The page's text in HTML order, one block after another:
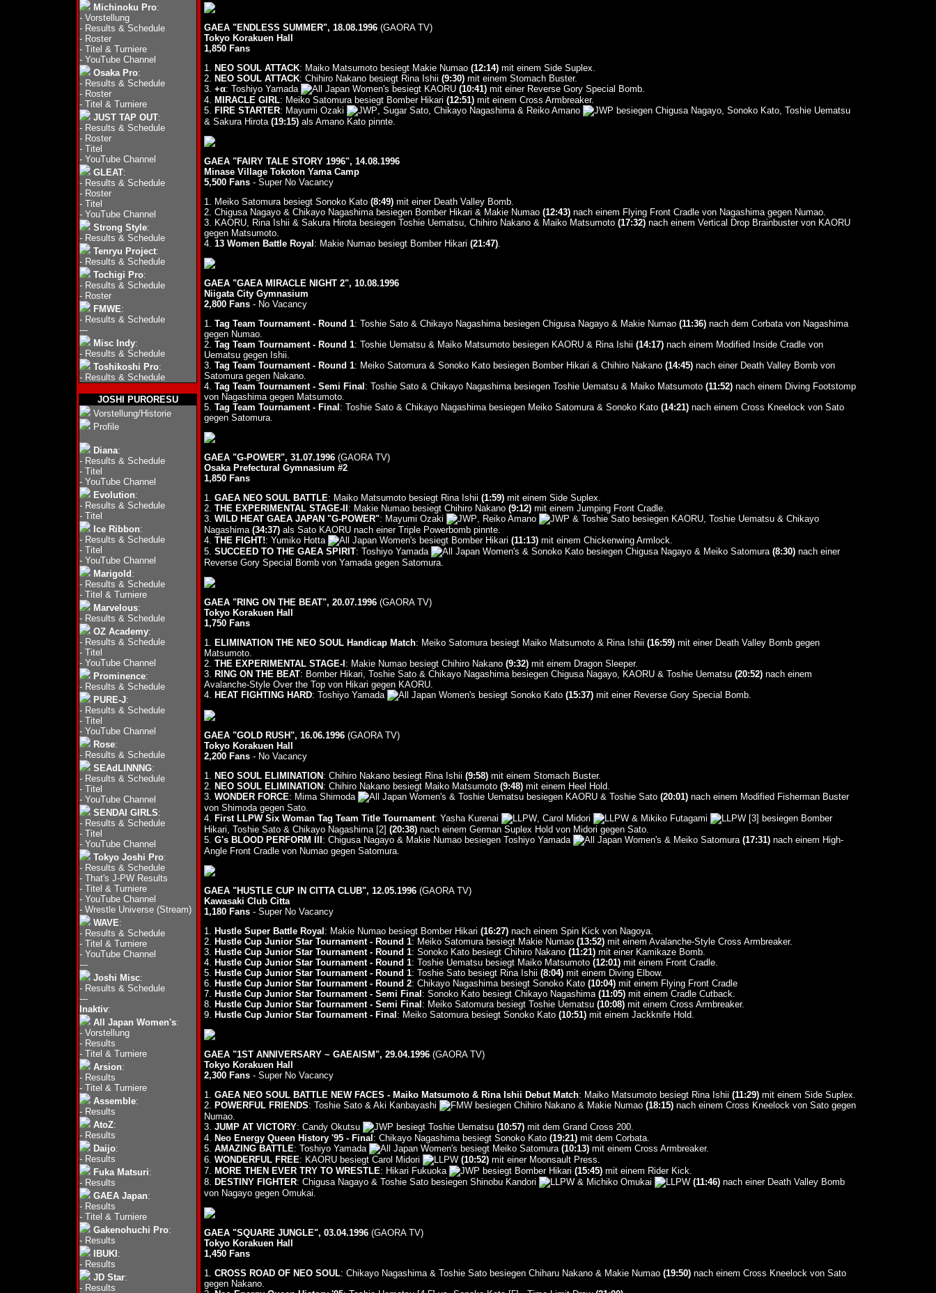
Michinoku Pro:
- Vorstellung
- Results & Schedule
- Roster
- Titel & Turniere
- YouTube Channel
Osaka Pro:
- Results & Schedule
- Roster
- Titel & Turniere
JUST TAP OUT:
- Results & Schedule
- Roster
- Titel
- YouTube Channel
GLEAT:
- Results & Schedule
- Roster
- Titel
- YouTube Channel
Strong Style:
- Results & Schedule
Tenryu Project:
- Results & Schedule
Tochigi Pro:
- Results & Schedule
- Roster
FMWE:
- Results & Schedule
---
Misc Indy:
- Results & Schedule
Toshikoshi Pro:
- Results & Schedule
JOSHI PURORESU
Vorstellung/Historie
Profile
Diana:
- Results & Schedule
- Titel
- YouTube Channel
Evolution:
- Results & Schedule
- Titel
Ice Ribbon:
- Results & Schedule
- Titel
- YouTube Channel
Marigold :
- Results & Schedule
- Titel & Turniere
Marvelous:
- Results & Schedule
OZ Academy:
- Results & Schedule
- Titel
- YouTube Channel
Prominence:
- Results & Schedule
PURE-J:
- Results & Schedule
- Titel
- YouTube Channel
Rose:
- Results & Schedule
SEAdLINNNG:
- Results & Schedule
- Titel
- YouTube Channel
SENDAI GIRLS:
- Results & Schedule
- Titel
- YouTube Channel
Tokyo Joshi Pro:
- Results & Schedule
- That's J-PW Results
- Titel & Turniere
- YouTube Channel
- Wrestle Universe (Stream)
WAVE:
- Results & Schedule
- Titel & Turniere
- YouTube Channel
---
Joshi Misc:
- Results & Schedule
---
Inaktiv:
All Japan Women's:
- Vorstellung
- Results
- Titel & Turniere
Arsion:
- Results
- Titel & Turniere
Assemble:
- Results
AtoZ:
- Results
Daijo:
- Results
Fuka Matsuri:
- Results
GAEA Japan:
- Results
- Titel & Turniere
Gakenohuchi Pro:
- Results
IBUKI :
- Results
JD Star:
- Results
GAEA "ENDLESS SUMMER", 18.08.1996(GAORA TV)
Tokyo Korakuen Hall
1,850 Fans
1. NEO SOUL ATTACK: Maiko Matsumoto besiegt Makie Numao (12:14)mit einem Side Suplex.
2. NEO SOUL ATTACK: Chihiro Nakano besiegt Rina Ishii (9:30)mit einem Stomach Buster.
3. +α: Toshiyo Yamada besiegt KAORU (10:41)mit einer Reverse Gory Special Bomb.
4. MIRACLE GIRL: Meiko Satomura besiegt Bomber Hikari (12:51)mit einem Cross Armbreaker.
5. FIRE STARTER: Mayumi Ozaki , Sugar Sato, Chikayo Nagashima & Reiko Amano
besiegen Chigusa Nagayo, Sonoko Kato, Toshie Uematsu
& Sakura Hirota (19:15)als Amano Kato pinnte.
GAEA "FAIRY TALE STORY 1996", 14.08.1996
Minase Village Tokoton Yama Camp
5,500 Fans- Super No Vacancy
1. Meiko Satomura besiegt Sonoko Kato (8:49)mit einer Death Valley Bomb.
2. Chigusa Nagayo & Chikayo Nagashima besiegen Bomber Hikari & Makie Numao (12:43)nach einem Flying Front Cradle von Nagashima gegen Numao.
3. KAORU, Rina Ishii & Sakura Hirota besiegen Toshie Uematsu, Chihiro Nakano & Maiko Matsumoto (17:32)nach einem Vertical Drop Brainbuster von KAORU
gegen Matsumoto.
4. 13 Women Battle Royal : Makie Numao besiegt Bomber Hikari (21:47).
GAEA "GAEA MIRACLE NIGHT 2", 10.08.1996
Niigata City Gymnasium
2,800 Fans- No Vacancy
1. Tag Team Tournament - Round 1: Toshie Sato & Chikayo Nagashima besiegen Chigusa Nagayo & Makie Numao (11:36)nach dem Corbata von Nagashima
gegen Numao.
2. Tag Team Tournament - Round 1: Toshie Uematsu & Maiko Matsumoto besiegen KAORU & Rina Ishii (14:17)nach einem Modified Inside Cradle von
Uematsu gegen Ishii.
3. Tag Team Tournament - Round 1: Meiko Satomura & Sonoko Kato besiegen Bomber Hikari & Chihiro Nakano (14:45)nach einer Death Valley Bomb von
Satomura gegen Nakano.
4. Tag Team Tournament - Semi Final : Toshie Sato & Chikayo Nagashima besiegen Toshie Uematsu & Maiko Matsumoto (11:52)nach einem Diving Footstomp
von Nagashima gegen Matsumoto.
5. Tag Team Tournament - Final : Toshie Sato & Chikayo Nagashima besiegen Meiko Satomura & Sonoko Kato (14:21)nach einem Cross Kneelock von Sato
gegen Satomura.
GAEA "G-POWER", 31.07.1996(GAORA TV)
Osaka Prefectural Gymnasium #2
1,850 Fans
1. GAEA NEO SOUL BATTLE: Maiko Matsumoto besiegt Rina Ishii (1:59)mit einem Side Suplex.
2. THE EXPERIMENTAL STAGE-II : Makie Numao besiegt Chihiro Nakano (9:12)mit einem Jumping Front Cradle.
3. WILD HEAT GAEA JAPAN "G-POWER": Mayumi Ozaki , Reiko Amano
& Toshie Sato besiegen KAORU, Toshie Uematsu & Chikayo
Nagashima (34:37)als Sato KAORU nach einer Triple Powerbomb pinnte.
4. THE FIGHT!: Yumiko Hotta besiegt Bomber Hikari (11:13)mit einem Chickenwing Armlock.
5. SUCCEED TO THE GAEA SPIRIT: Toshiyo Yamada & Sonoko Kato besiegen Chigusa Nagayo & Meiko Satomura (8:30)nach einer
Reverse Gory Special Bomb von Yamada gegen Satomura.
GAEA "RING ON THE BEAT", 20.07.1996(GAORA TV)
Tokyo Korakuen Hall
1,750 Fans
1. ELIMINATION THE NEO SOUL Handicap Match: Meiko Satomura besiegt Maiko Matsumoto & Rina Ishii (16:59)mit einer Death Valley Bomb gegen
Matsumoto.
2. THE EXPERIMENTAL STAGE-I : Makie Numao besiegt Chihiro Nakano (9:32)mit einem Dragon Sleeper.
3. RING ON THE BEAT: Bomber Hikari, Toshie Sato & Chikayo Nagashima besiegen Chigusa Nagayo, KAORU & Toshie Uematsu (20:52)nach einem
Avalanche-Style Over the Top von Hikari gegen KAORU.
4. HEAT FIGHTING HARD: Toshiyo Yamada besiegt Sonoko Kato (15:37)mit einer Reverse Gory Special Bomb.
GAEA "GOLD RUSH", 16.06.1996(GAORA TV)
Tokyo Korakuen Hall
2,200 Fans- No Vacancy
1. NEO SOUL ELIMINATION : Chihiro Nakano besiegt Rina Ishii (9:58)mit einem Stomach Buster.
2. NEO SOUL ELIMINATION : Chihiro Nakano besiegt Maiko Matsumoto (9:48)mit einem Heel Hold.
3. WONDER FORCE: Mima Shimoda & Toshie Uematsu besiegen KAORU & Toshie Sato (20:01)nach einem Modified Fisherman Buster
von Shimoda gegen Sato.
4. First LLPW Six Woman Tag Team Title Tournament: Yasha Kurenai , Carol Midori & Mikiko Futagami
[3] besiegen Bomber
Hikari, Toshie Sato & Chikayo Nagashima [2] (20:38)nach einem German Suplex Hold von Midori gegen Sato.
5. G's BLOOD PERFORM III : Chigusa Nagayo & Makie Numao besiegen Toshiyo Yamada & Meiko Satomura (17:31)nach einem High-
Angle Front Cradle von Numao gegen Satomura.
GAEA "HUSTLE CUP IN CITTA CLUB", 12.05.1996(GAORA TV)
Kawasaki Club Citta
1,180 Fans- Super No Vacancy
1. Hustle Super Battle Royal : Makie Numao besiegt Bomber Hikari (16:27)nach einem Spin Kick von Nagoya.
2. Hustle Cup Junior Star Tournament - Round 1: Meiko Satomura besiegt Makie Numao (13:52)mit einem Avalanche-Style Cross Armbreaker.
3. Hustle Cup Junior Star Tournament - Round 1: Sonoko Kato besiegt Chihiro Nakano (11:21)mit einer Kamikaze Bomb.
4. Hustle Cup Junior Star Tournament - Round 1: Toshie Uematsu besiegt Maiko Matsumoto (12:01)mit einem Front Cradle.
5. Hustle Cup Junior Star Tournament - Round 1: Toshie Sato besiegt Rina Ishii (8:04)mit einem Diving Elbow.
6. Hustle Cup Junior Star Tournament - Round 2: Chikayo Nagashima besiegt Sonoko Kato (10:04)mit einem Flying Front Cradle
7. Hustle Cup Junior Star Tournament - Semi Final : Sonoko Kato besiegt Chikayo Nagashima (11:05)mit einem Cradle Cutback.
8. Hustle Cup Junior Star Tournament - Semi Final : Meiko Satomura besiegt Toshie Uematsu (10:08)mit einem Cross Armbreaker.
9. Hustle Cup Junior Star Tournament - Final : Meiko Satomura besiegt Sonoko Kato (10:51)mit einem Jackknife Hold.
GAEA "1ST ANNIVERSARY ~ GAEAISM", 29.04.1996(GAORA TV)
Tokyo Korakuen Hall
2,300 Fans- Super No Vacancy
1. GAEA NEO SOUL BATTLE NEW FACES - Maiko Matsumoto & Rina Ishii Debut Match: Maiko Matsumoto besiegt Rina Ishii (11:29)mit einem Side Suplex.
2. POWERFUL FRIENDS: Toshie Sato & Aki Kanbayashi besiegen Chihiro Nakano & Makie Numao (18:15)nach einem Cross Kneelock von Sato gegen
Numao.
3. JUMP AT VICTORY: Candy Okutsu besiegt Toshie Uematsu (10:57)mit dem Grand Cross 200.
4. Neo Energy Queen History '95 - Final : Chikayo Nagashima besiegt Sonoko Kato (19:21)mit dem Corbata.
5. AMAZING BATTLE: Toshiyo Yamada besiegt Meiko Satomura (10:13)mit einem Cross Armbreaker.
6. WONDERFUL FREE: KAORU besiegt Carol Midori (10:52)mit einer Moonsault Press.
7. MORE THEN EVER TRY TO WRESTLE: Hikari Fukuoka besiegt Bomber Hikari (15:45)mit einem Rider Kick.
8. DESTINY FIGHTER: Chigusa Nagayo & Toshie Sato besiegen Shinobu Kandori & Michiko Omukai (11:46)nach einer Death Valley Bomb
von Nagayo gegen Omukai.
GAEA "SQUARE JUNGLE", 03.04.1996(GAORA TV)
Tokyo Korakuen Hall
1,450 Fans
1. CROSS ROAD OF NEO SOUL: Chikayo Nagashima & Toshie Sato besiegen Chiharu Nakano & Makie Numao (19:50)nach einem Cross Kneelock von Sato
gegen Nakano.